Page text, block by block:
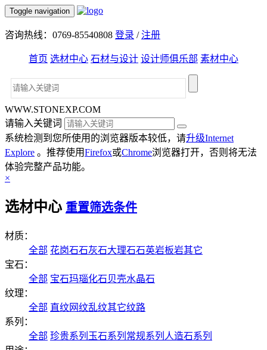
Toggle navigation
咨询热线：0769-85540808 登录 /注册
首页 选材中心 石材与设计 设计师俱乐部 素材中心
WWW.STONEXP.COM
请输入关键词
系统检测到您所使用的浏览器版本较低，请升级Internet
Explore 。推荐使用Firefox或Chrome浏览器打开，否则将无法
体验完整产品功能。
×
选材中心 重置筛选条件
材质：
全部 花岗石石灰石大理石石英岩板岩其它
宝石：
全部 宝石玛瑙化石贝壳水晶石
纹理：
全部 直纹网纹乱纹其它纹路
系列：
全部 珍贵系列 玉石系列 常规系列 人造石系列